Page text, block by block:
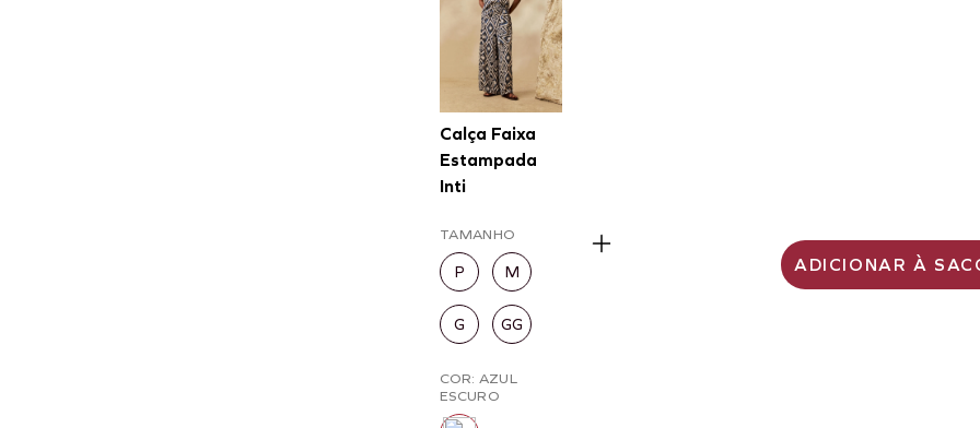
Calça Faixa
Estampada
Inti
TAMANHO
P M
G GG
COR: AZUL
ESCURO
ADICIONAR À